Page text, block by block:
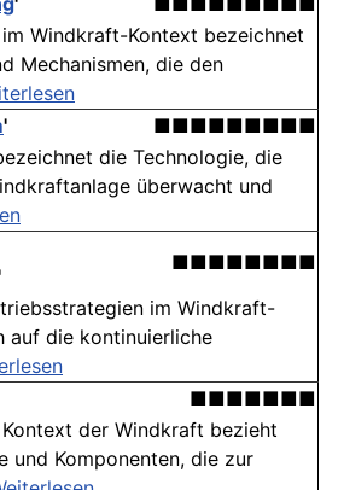
Windkraft-Kontext bezeichnet
Mechanismen, die den
'
■■■■■■■■■
die Technologie, die
überwacht und
■■■■■■■■
im Windkraft-
auf die kontinuierliche
■■■■■■■
der Windkraft bezieht
und Komponenten, die zur